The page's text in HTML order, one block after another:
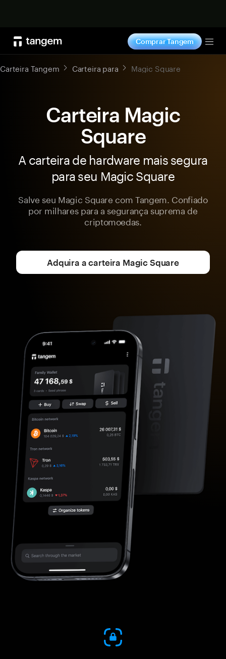
Comprar Tangem
Carteira Tangem Carteira para Magic Square
Carteira Magic
Square
A carteira de hardware mais segura
para seu Magic Square
Salve seu Magic Square com Tangem. Confiado
por milhares para a segurança suprema de
criptomoedas.
Adquira a carteira Magic Square